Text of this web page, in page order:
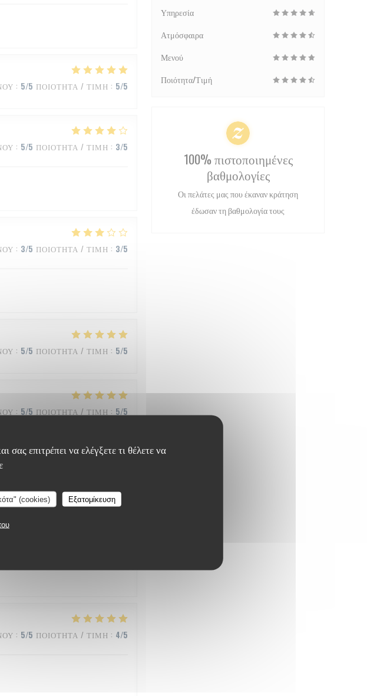
επιτρέπει να ελέγξετε τι θέλετε να
(cookies) Εξατομίκευση
: 5/5 ΠΟΙΌΤΗΤΑ / ΤΙΜΉ : 5/5
: 5/5 ΠΟΙΌΤΗΤΑ / ΤΙΜΉ : 3/5
: 3/5 ΠΟΙΌΤΗΤΑ / ΤΙΜΉ : 3/5
: 5/5 ΠΟΙΌΤΗΤΑ / ΤΙΜΉ : 5/5
: 5/5 ΠΟΙΌΤΗΤΑ / ΤΙΜΉ : 5/5
: 5/5 ΠΟΙΌΤΗΤΑ / ΤΙΜΉ : 4/5
Υπηρεσία
Ατμόσφαιρα
Μενού
Ποιότητα/Τιμή
100% πιστοποιημένες
βαθμολογίες
Οι πελάτες μας που έκαναν κράτηση
έδωσαν τη βαθμολογία τους